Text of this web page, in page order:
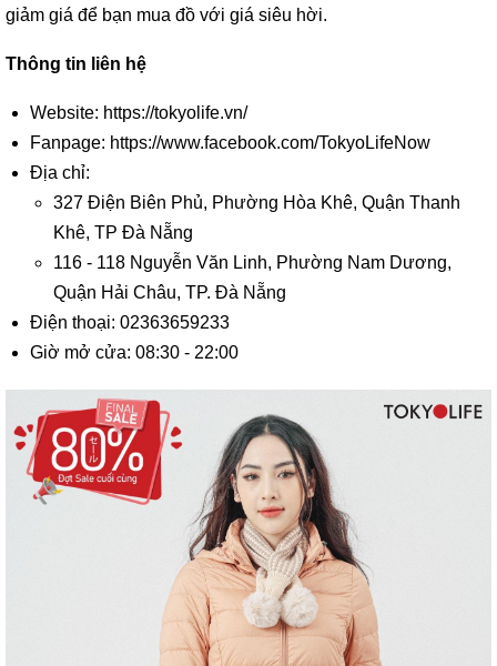
giảm giá để bạn mua đồ với giá siêu hời.
Thông tin liên hệ
Website: https://tokyolife.vn/
Fanpage: https://www.facebook.com/TokyoLifeNow
Địa chỉ:
327 Điện Biên Phủ, Phường Hòa Khê, Quận Thanh
Khê, TP Đà Nẵng
116 - 118 Nguyễn Văn Linh, Phường Nam Dương,
Quận Hải Châu, TP. Đà Nẵng
Điện thoại: 02363659233
Giờ mở cửa: 08:30 - 22:00